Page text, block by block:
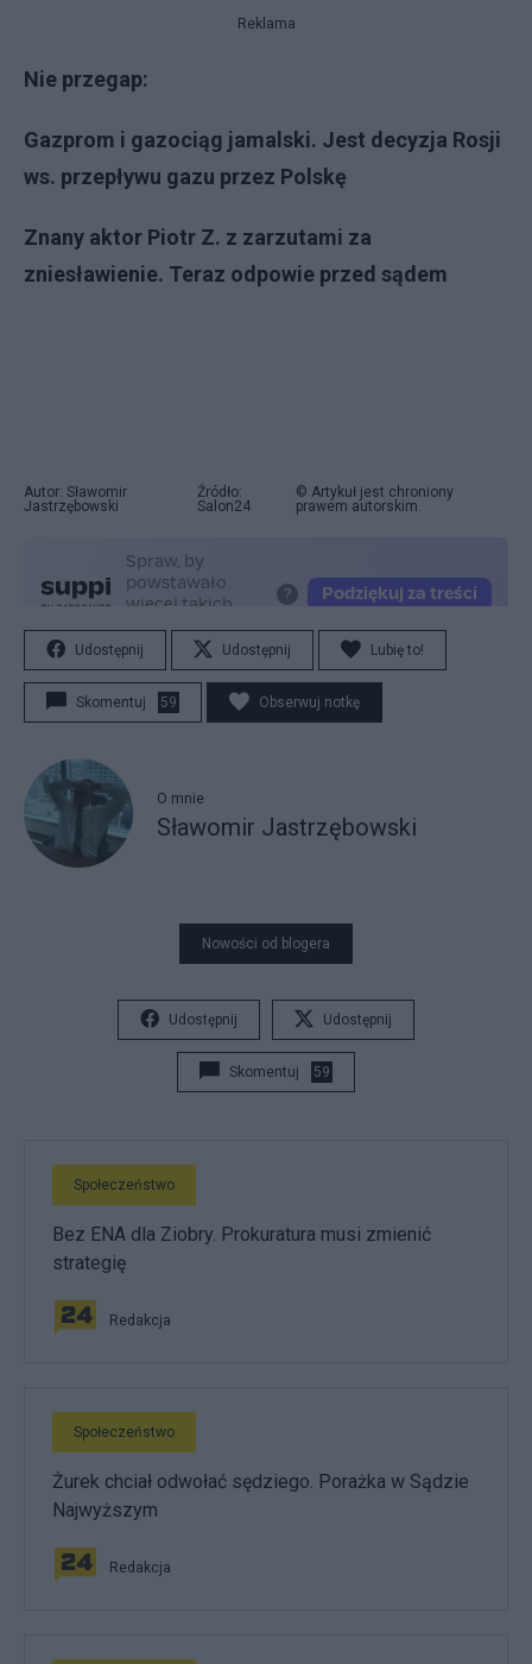
Reklama
Nie przegap:
Gazprom i gazociąg jamalski. Jest decyzja Rosji
ws. przepływu gazu przez Polskę
Znany aktor Piotr Z. z zarzutami za
zniesławienie. Teraz odpowie przed sądem
Autor: Sławomir
Jastrzębowski
Źródło:
Salon24
© Artykuł jest chroniony
prawem autorskim.
Udostępnij Udostępnij Lubię to!
Skomentuj 59 Obserwuj notkę
O mnie
Sławomir Jastrzębowski
Nowości od blogera
Udostępnij Udostępnij
Skomentuj 59
Społeczeństwo
Bez ENA dla Ziobry. Prokuratura musi zmienić
strategię
Redakcja
Społeczeństwo
Żurek chciał odwołać sędziego. Porażka w Sądzie
Najwyższym
Redakcja